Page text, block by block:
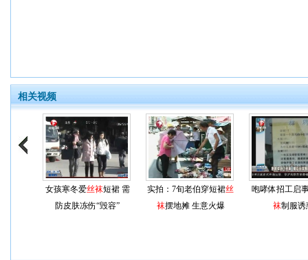
相关视频
女孩寒冬爱丝袜短裙 需
防皮肤冻伤“毁容”
实拍：7旬老伯穿短裙丝
袜摆地摊 生意火爆
咆哮体招工启
袜制服诱